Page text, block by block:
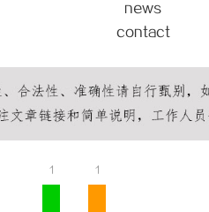
news
contact
1 1